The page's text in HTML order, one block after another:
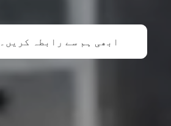
ابھی ہم سے رابطہ کریں۔